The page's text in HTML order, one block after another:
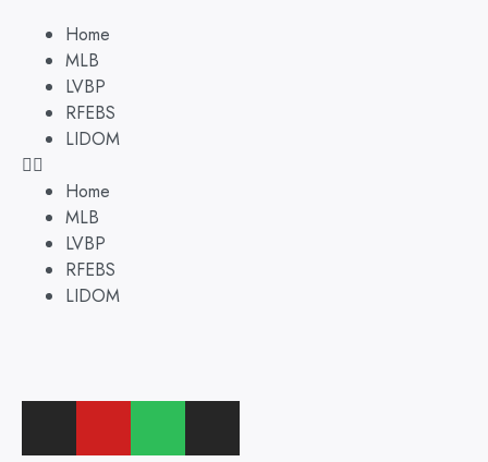
Home
MLB
LVBP
RFEBS
LIDOM
Home
MLB
LVBP
RFEBS
LIDOM